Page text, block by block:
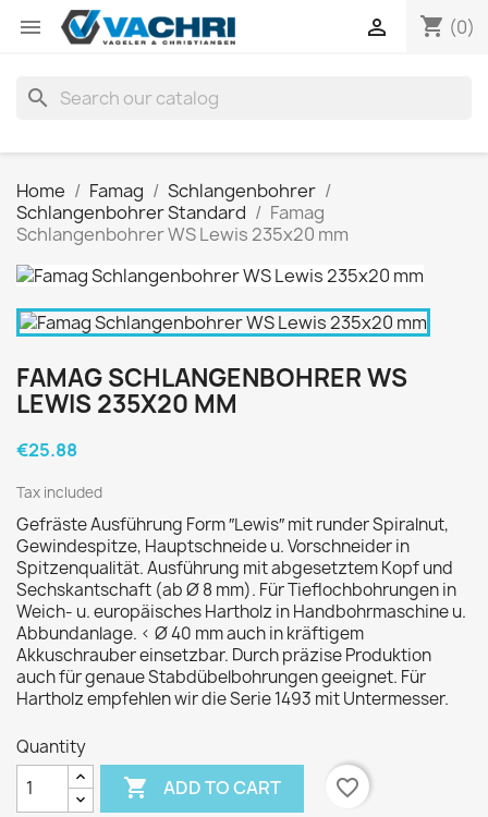
 shopping_cart (0)

search
Home Famag
Schlangenbohrer
Schlangenbohrer Standard
Famag
Schlangenbohrer WS Lewis 235x20 mm
FAMAG SCHLANGENBOHRER WS
LEWIS 235X20 MM
€25.88
Tax included
Gefräste Ausführung Form ″Lewis″ mit runder Spiralnut,
Gewindespitze, Hauptschneide u. Vorschneider in
Spitzenqualität. Ausführung mit abgesetztem Kopf und
Sechskantschaft (ab Ø 8 mm). Für Tieflochbohrungen in
Weich- u. europäisches Hartholz in Handbohrmaschine u.
Abbundanlage. < Ø 40 mm auch in kräftigem
Akkuschrauber einsetzbar. Durch präzise Produktion
auch für genaue Stabdübelbohrungen geeignet. Für
Hartholz empfehlen wir die Serie 1493 mit Untermesser.
Quantity
 ADD TO CART
favorite_border